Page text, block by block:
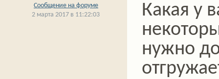
Сообщение на форуме
2 марта 2017 в 11:22:03
Какая у
нужно